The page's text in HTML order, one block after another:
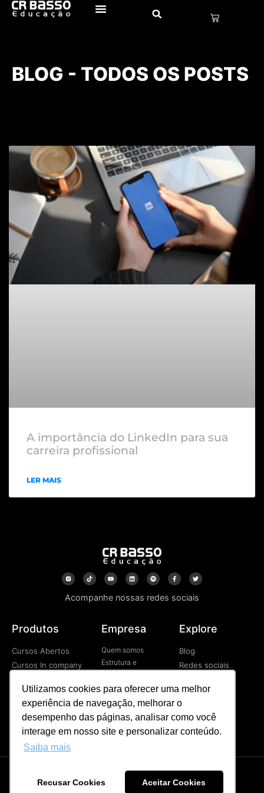
Utilizamos cookies para oferecer uma melhor
experiência de navegação, melhorar o
desempenho das páginas, analisar como você
interage em nosso site e personalizar conteúdo.
Saiba mais
Recusar Cookies Aceitar Cookies
BLOG - TODOS OS POSTS
A importância do LinkedIn para sua
carreira profissional
LER MAIS
Acompanhe nossas redes sociais
Produtos
Cursos Abertos
Cursos In company
Programa de
Desenvolvimetno de
Líderes
Palestras
Empresa
Quem somos
Estrutura e
Tecnologia
Contato
Explore
Blog
Redes sociais